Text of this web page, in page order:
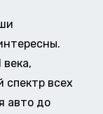
всех
авто до